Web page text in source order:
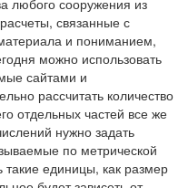
любого сооружения из
связанные с
и пониманием,
можно использовать
сайтами и
рассчитать количество
отдельных частей все же
нужно задать
по метрической
единицы, как размер